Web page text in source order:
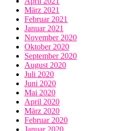
März 2021
Februar 2021
Januar 2021
November 2020
Oktober 2020
September 2020
August 2020
Juli 2020
Juni 2020
Mai 2020
April 2020
März 2020
Februar 2020
Januar 2020